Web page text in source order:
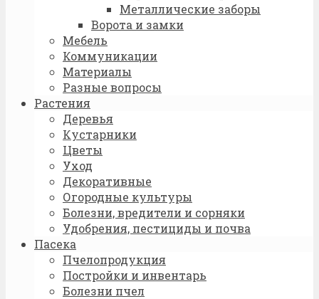
Металлические заборы
Ворота и замки
Мебель
Коммуникации
Материалы
Разные вопросы
Растения
Деревья
Кустарники
Цветы
Уход
Декоративные
Огородные культуры
Болезни, вредители и сорняки
Удобрения, пестициды и почва
Пасека
Пчелопродукция
Постройки и инвентарь
Болезни пчел